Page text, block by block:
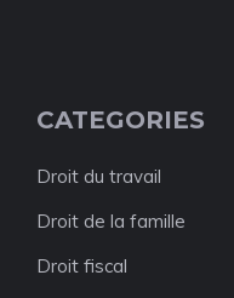
CATEGORIES
Droit du travail
Droit de la famille
Droit fiscal